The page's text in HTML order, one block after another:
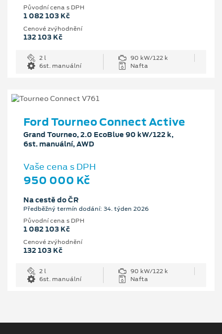
Původní cena s DPH
1 082 103 Kč
Cenové zvýhodnění
132 103 Kč
2 l
90 kW/122 k
6st. manuální
Nafta
Ford Tourneo Connect Active
Grand Tourneo, 2.0 EcoBlue 90 kW/122 k,
6st. manuální, AWD
Vaše cena s DPH
950 000 Kč
Na cestě do ČR
Předběžný termín dodání: 34. týden 2026
Původní cena s DPH
1 082 103 Kč
Cenové zvýhodnění
132 103 Kč
2 l
90 kW/122 k
6st. manuální
Nafta